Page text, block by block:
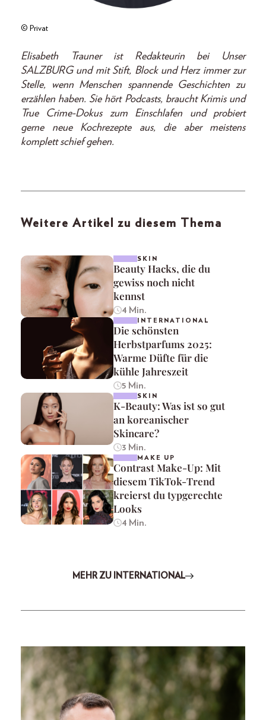
© Privat
Elisabeth Trauner ist Redakteurin bei Unser
SALZBURG und mit Stift, Block und Herz immer zur
Stelle, wenn Menschen spannende Geschichten zu
erzählen haben. Sie hört Podcasts, braucht Krimis und
True Crime-Dokus zum Einschlafen und probiert
gerne neue Kochrezepte aus, die aber meistens
komplett schief gehen.
Weitere Artikel zu diesem Thema
SKIN
Beauty Hacks, die du
gewiss noch nicht
kennst
4 Min.
INTERNATIONAL
Die schönsten
Herbstparfums 2025:
Warme Düfte für die
kühle Jahreszeit
5 Min.
SKIN
K-Beauty: Was ist so gut
an koreanischer
Skincare?
3 Min.
MAKE UP
Contrast Make-Up: Mit
diesem TikTok-Trend
kreierst du typgerechte
Looks
4 Min.
MEHR ZU INTERNATIONAL